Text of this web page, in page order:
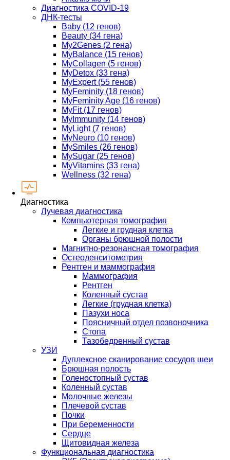
Диагностика COVID-19
ДНК-тесты
Baby (12 генов)
Beauty (34 гена)
My2Genes (2 гена)
MyBalance (15 генов)
MyCollagen (5 генов)
MyDetox (33 гена)
MyExpert (55 генов)
MyFeminity (18 генов)
MyFeminity Age (16 генов)
MyFit (17 генов)
MyImmunity (14 генов)
MyLight (7 генов)
MyNeuro (10 генов)
MySmiles (26 генов)
MySugar (25 генов)
MyVitamins (33 гена)
Wellness (32 гена)
Диагностика
Лучевая диагностика
Компьютерная томография
Легкие и грудная клетка
Органы брюшной полости
Магнитно-резонансная томография
Остеоденситометрия
Рентген и маммография
Маммография
Рентген
Коленный сустав
Легкие (грудная клетка)
Пазухи носа
Поясничный отдел позвоночника
Стопа
Тазобедренный сустав
УЗИ
Дуплексное сканирование сосудов шеи
Брюшная полость
Голеностопный сустав
Коленный сустав
Молочные железы
Плечевой сустав
Почки
При беременности
Сердце
Щитовидная железа
Функциональная диагностика